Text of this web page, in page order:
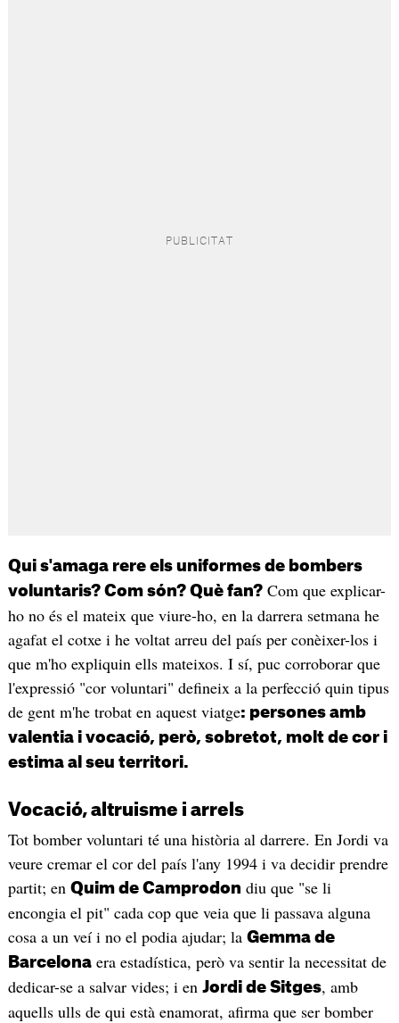
Qui s'amaga rere els uniformes de bombers
voluntaris? Com són? Què fan?Com que explicar-
ho no és el mateix que viure-ho, en la darrera setmana he
agafat el cotxe i he voltat arreu del país per conèixer-los i
que m'ho expliquin ells mateixos. I sí, puc corroborar que
l'expressió "cor voluntari" defineix a la perfecció quin tipus
de gent m'he trobat en aquest viatge: persones amb
valentia i vocació, però, sobretot, molt de cor i
estima al seu territori.
Vocació, altruisme i arrels
Tot bomber voluntari té una història al darrere. En Jordi va
veure cremar el cor del país l'any 1994 i va decidir prendre
partit; en Quim de Camprodon diu que "se li
encongia el pit" cada cop que veia que li passava alguna
cosa a un veí i no el podia ajudar; la Gemma de
Barcelonaera estadística, però va sentir la necessitat de
dedicar-se a salvar vides; i en Jordi de Sitges, amb
aquells ulls de qui està enamorat, afirma que ser bomber